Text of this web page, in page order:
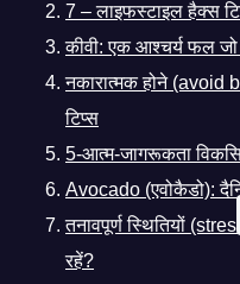
7 – लाइफस्टाइल हैक्स
कीवी: एक आश्चर्य फल जो
नकारात्मक होने
टिप्स
5-आत्म-जागरूकता
Avocado (एवोकैडो):
तनावपूर्ण स्थितियों
रहें?